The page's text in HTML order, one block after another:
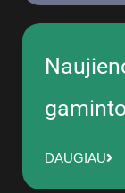
DAUGIAU